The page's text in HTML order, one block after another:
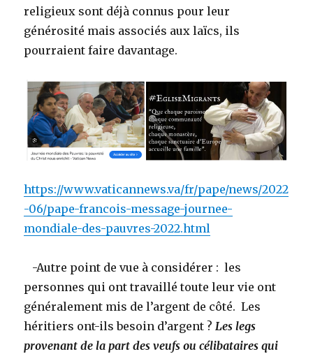
religieux sont déjà connus pour leur
générosité mais associés aux laïcs, ils
pourraient faire davantage.
https://www.vaticannews.va/fr/pape/news/2022
-06/pape-francois-message-journee-
mondiale-des-pauvres-2022.html
-Autre point de vue à considérer : les
personnes qui ont travaillé toute leur vie ont
généralement mis de l’argent de côté. Les
héritiers ont-ils besoin d’argent ?Les legs
provenant de la part des veufs ou célibataires qui